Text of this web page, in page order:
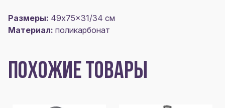
Размеры: 49x75x31/34 см
Материал: поликарбонат
ПОХОЖИЕ ТОВАРЫ